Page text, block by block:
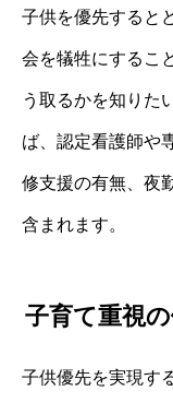
子供を優先すると
会を犠牲にするこ
う取るかを知りた
ば、認定看護師や
修支援の有無、夜
含まれます。
子育て重視
子供優先を実現す